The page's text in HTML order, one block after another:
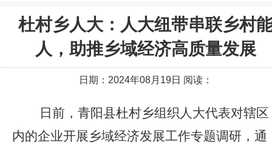
杜村乡人大：人大纽带串联乡村
人，助推乡域经济高质量发展
日期：2024年08月19日 阅读：
日前，青阳县杜村乡组织人大代表对辖区
内的企业开展乡域经济发展工作专题调研，通